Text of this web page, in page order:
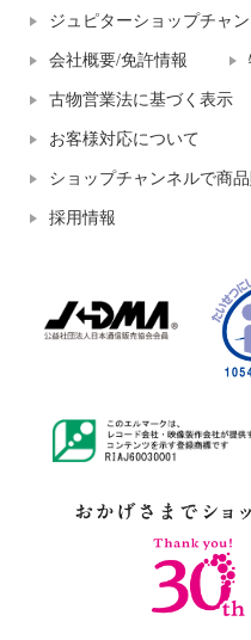
ジュピターショップチャ
会社概要/免許情報
古物営業法に基づく表示
お客様対応について
ショップチャンネルで商
採用情報